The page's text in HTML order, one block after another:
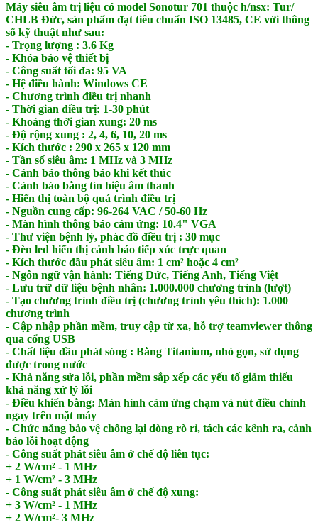
Máy siêu âm trị liệu có model Sonotur 701 thuộc h/nsx: Tur/
CHLB Đức, sản phẩm đạt tiêu chuẩn ISO 13485, CE với thông
số kỹ thuật như sau:
- Trọng lượng : 3.6 Kg
- Khóa bảo vệ thiết bị
- Công suất tối đa: 95 VA
- Hệ điều hành: Windows CE
- Chương trình điều trị nhanh
- Thời gian điều trị: 1-30 phút
- Khoảng thời gian xung: 20 ms
- Độ rộng xung : 2, 4, 6, 10, 20 ms
- Kích thước : 290 x 265 x 120 mm
- Tần số siêu âm: 1 MHz và 3 MHz
- Cảnh báo thông báo khi kết thúc
- Cảnh báo bằng tín hiệu âm thanh
- Hiển thị toàn bộ quá trình điều trị
- Nguồn cung cấp: 96-264 VAC / 50-60 Hz
- Màn hình thông báo cảm ứng: 10.4" VGA
- Thư viện bệnh lý, phác đồ điều trị : 30 mục
- Đèn led hiển thị cảnh báo tiếp xúc trực quan
- Kích thước đầu phát siêu âm: 1 cm² hoặc 4 cm²
- Ngôn ngữ vận hành: Tiếng Đức, Tiếng Anh, Tiếng Việt
- Lưu trữ dữ liệu bệnh nhân: 1.000.000 chương trình (lượt)
- Tạo chương trình điều trị (chương trình yêu thích): 1.000
chương trình
- Cập nhập phần mềm, truy cập từ xa, hỗ trợ teamviewer thông
qua cổng USB
- Chất liệu đầu phát sóng : Bằng Titanium, nhỏ gọn, sử dụng
được trong nước
- Khả năng sửa lỗi, phần mềm sắp xếp các yếu tố giảm thiếu
khả năng xử lý lỗi
- Điều khiển bằng: Màn hình cảm ứng chạm và nút điều chỉnh
ngay trên mặt máy
- Chức năng bảo vệ chống lại dòng rò rỉ, tách các kênh ra, cảnh
báo lỗi hoạt động
- Công suất phát siêu âm ở chế độ liên tục:
+ 2 W/cm² - 1 MHz
+ 1 W/cm² - 3 MHz
- Công suất phát siêu âm ở chế độ xung:
+ 3 W/cm² - 1 MHz
+ 2 W/cm²- 3 MHz